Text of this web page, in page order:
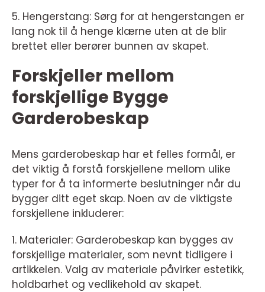
5. Hengerstang: Sørg for at hengerstangen er
lang nok til å henge klærne uten at de blir
brettet eller berører bunnen av skapet.
Forskjeller mellom
forskjellige Bygge
Garderobeskap
Mens garderobeskap har et felles formål, er
det viktig å forstå forskjellene mellom ulike
typer for å ta informerte beslutninger når du
bygger ditt eget skap. Noen av de viktigste
forskjellene inkluderer:
1. Materialer: Garderobeskap kan bygges av
forskjellige materialer, som nevnt tidligere i
artikkelen. Valg av materiale påvirker estetikk,
holdbarhet og vedlikehold av skapet.